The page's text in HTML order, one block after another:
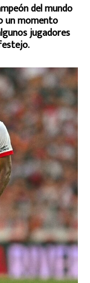
del mundo
un momento
jugadores